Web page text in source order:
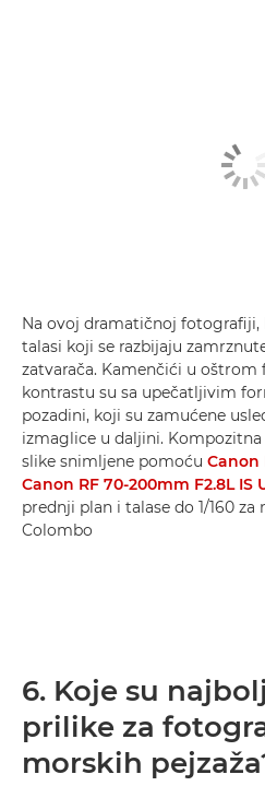
Na ovoj dramatičnoj fotografiji,
talasi koji se razbijaju
zatvarača. Kamenčići u
kontrastu su sa upečatljivim
pozadini, koji su zamućene
izmaglice u daljini.
slike snimljene pomoću Canon
Canon RF 70-200mm F2.8L IS
prednji plan i talase do 1/160 za
Colombo
6. Koje su
prilike za
morskih